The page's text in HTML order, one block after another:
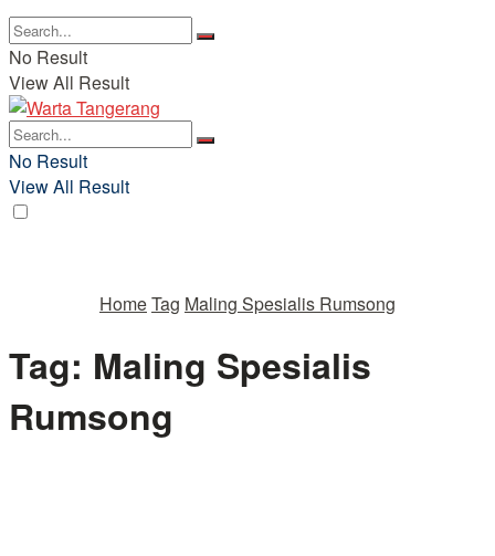
No Result
View All Result
No Result
View All Result
HomeTag Maling Spesialis Rumsong
Tag: Maling Spesialis
Rumsong